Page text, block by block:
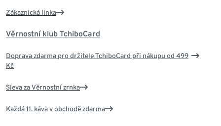
Zákaznická linka
Věrnostní klub TchiboCard
Doprava zdarma pro držitele TchiboCard při nákupu od 499
Kč
Sleva za Věrnostní zrnka
Každá 11. káva v obchodě zdarma